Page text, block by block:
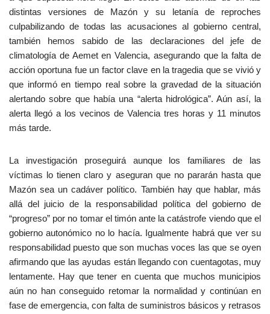
distintas versiones de Mazón y su letanía de reproches
culpabilizando de todas las acusaciones al gobierno central,
también hemos sabido de las declaraciones del jefe de
climatología de Aemet en Valencia, asegurando que la falta de
acción oportuna fue un factor clave en la tragedia que se vivió y
que informó en tiempo real sobre la gravedad de la situación
alertando sobre que había una “alerta hidrológica”. Aún así, la
alerta llegó a los vecinos de Valencia tres horas y 11 minutos
más tarde.
La investigación proseguirá aunque los familiares de las
víctimas lo tienen claro y aseguran que no pararán hasta que
Mazón sea un cadáver político. También hay que hablar, más
allá del juicio de la responsabilidad política del gobierno de
“progreso” por no tomar el timón ante la catástrofe viendo que el
gobierno autonómico no lo hacía. Igualmente habrá que ver su
responsabilidad puesto que son muchas voces las que se oyen
afirmando que las ayudas están llegando con cuentagotas, muy
lentamente. Hay que tener en cuenta que muchos municipios
aún no han conseguido retomar la normalidad y continúan en
fase de emergencia, con falta de suministros básicos y retrasos